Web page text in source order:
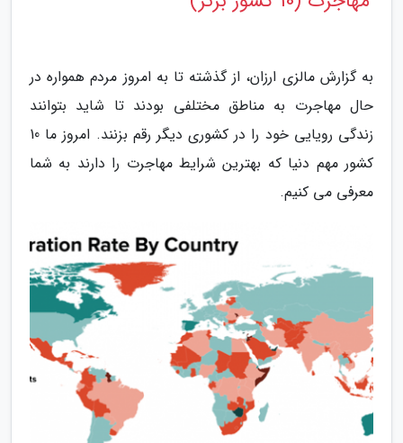
به گزارش مالزی ارزان، از گذشته تا به امروز مردم همواره در
حال مهاجرت به مناطق مختلفی بودند تا شاید بتوانند
زندگی رویایی خود را در کشوری دیگر رقم بزنند. امروز ما 10
کشور مهم دنیا که بهترین شرایط مهاجرت را دارند به شما
معرفی می کنیم.